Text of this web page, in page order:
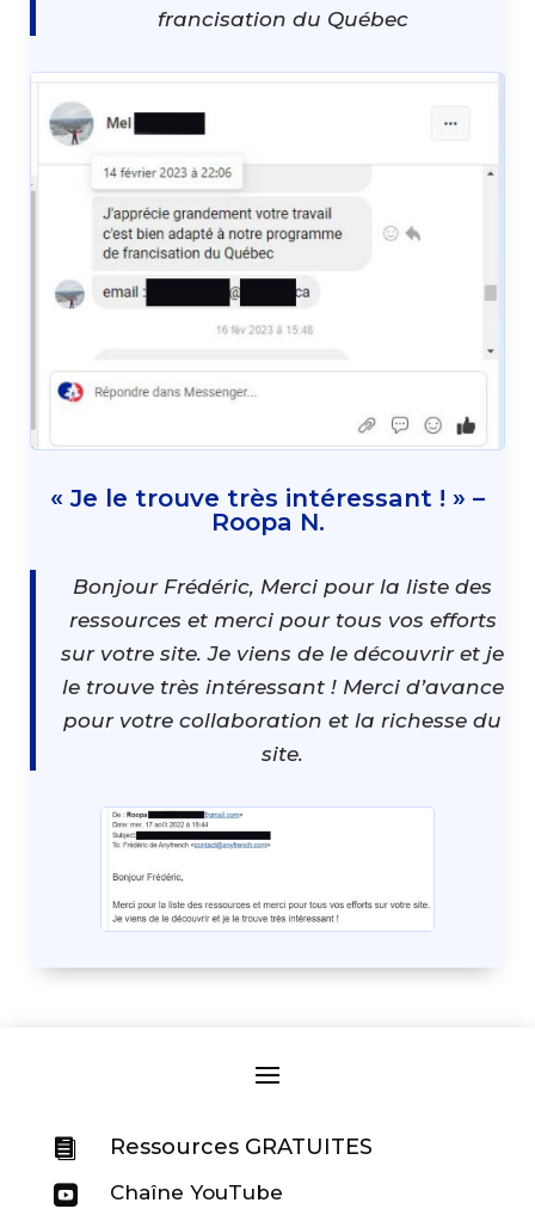
francisation du Québec
« Je le trouve très intéressant ! » –
Roopa N.
Bonjour Frédéric, Merci pour la liste des
ressources et merci pour tous vos efforts
sur votre site. Je viens de le découvrir et je
le trouve très intéressant ! Merci d’avance
pour votre collaboration et la richesse du
site.
 Ressources GRATUITES
 Chaîne YouTube